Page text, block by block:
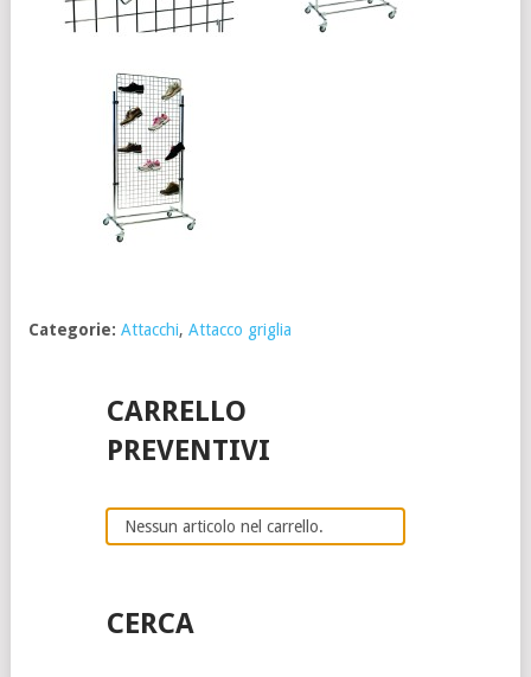
Categorie: Attacchi, Attacco griglia
CARRELLO
PREVENTIVI
Nessun articolo nel carrello.
CERCA